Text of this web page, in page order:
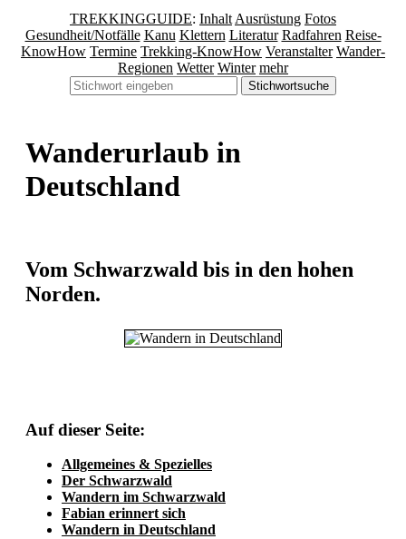
TREKKINGGUIDE: Inhalt Ausrüstung Fotos
Gesundheit/Notfälle Kanu Klettern Literatur Radfahren Reise-
KnowHow Termine Trekking-KnowHow Veranstalter Wander-
Regionen Wetter Winter mehr
Stichwortsuche
Wanderurlaub in
Deutschland
Vom Schwarzwald bis in den hohen
Norden.
Auf dieser Seite:
Allgemeines & Spezielles
Der Schwarzwald
Wandern im Schwarzwald
Fabian erinnert sich
Wandern in Deutschland